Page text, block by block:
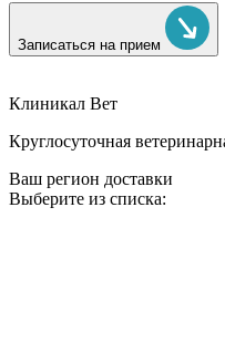
Записаться на прием
Клиникал Вет
Круглосуточная
Ваш регион доставки
Выберите из списка: